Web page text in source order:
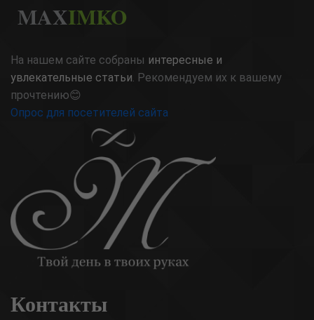
MAXIMKO
На нашем сайте собраны интересные и
увлекательные статьи. Рекомендуем их к вашему
прочтению😊
Опрос для посетителей сайта
Контакты